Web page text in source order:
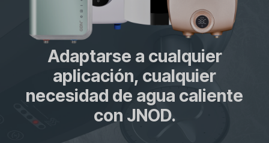
Adaptarse a cualquier
aplicación, cualquier
necesidad de agua caliente
con JNOD.